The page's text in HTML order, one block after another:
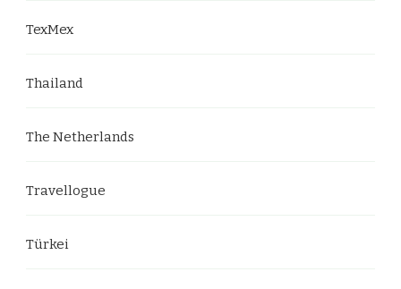
TexMex
Thailand
The Netherlands
Travellogue
Türkei